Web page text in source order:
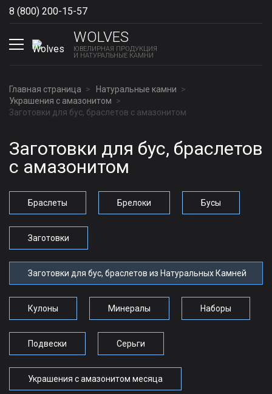
8 (800) 200-15-57
WOLVES
ЮВЕЛИРНАЯ ПРОДУКЦИЯ
И НАТУРАЛЬНЫЕ КАМНИ
Главная страница
Натуральные камни
Украшения с амазонитом
Заготовки для бус, браслетов с амазонитом
Заготовки для бус, браслетов
с амазонитом
Браслеты Брелоки Бусы
Заготовки
Заготовки для бус, браслетов из Натуральных Камней
Кулоны Минералы Наборы
Подвески Серьги
Украшения с амазонитом месяца